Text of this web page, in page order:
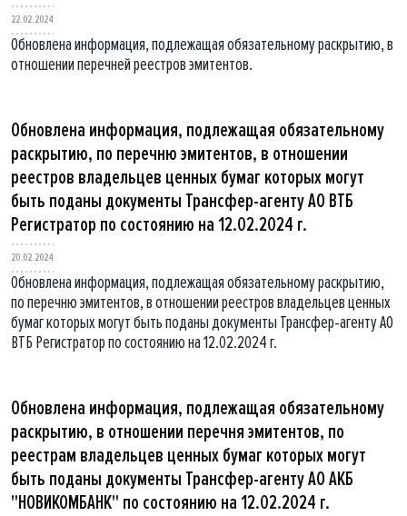
22.02.2024
Обновлена информация, подлежащая обязательному раскрытию, в
отношении перечней реестров эмитентов.
Обновлена информация, подлежащая обязательному
раскрытию, по перечню эмитентов, в отношении
реестров владельцев ценных бумаг которых могут
быть поданы документы Трансфер-агенту АО ВТБ
Регистратор по состоянию на 12.02.2024 г.
20.02.2024
Обновлена информация, подлежащая обязательному раскрытию,
по перечню эмитентов, в отношении реестров владельцев ценных
бумаг которых могут быть поданы документы Трансфер-агенту АО
ВТБ Регистратор по состоянию на 12.02.2024 г.
Обновлена информация, подлежащая обязательному
раскрытию, в отношении перечня эмитентов, по
реестрам владельцев ценных бумаг которых могут
быть поданы документы Трансфер-агенту АО АКБ
"НОВИКОМБАНК" по состоянию на 12.02.2024 г.